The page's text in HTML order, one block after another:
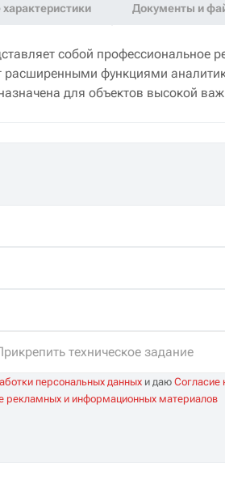
Документы и
собой профессиональное
функциями
для объектов высокой
техническое задание
персональных данных и даюСогласие
рекламных и информационных материалов